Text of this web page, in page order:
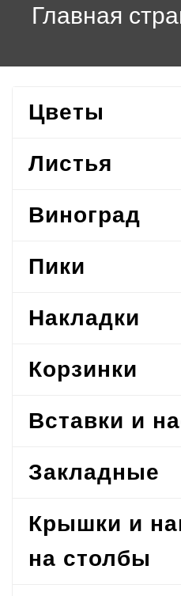
Главная
Цветы
Листья
Виноград
Пики
Накладки
Корзинки
Вставки и
Закладные
Крышки и
на столбы